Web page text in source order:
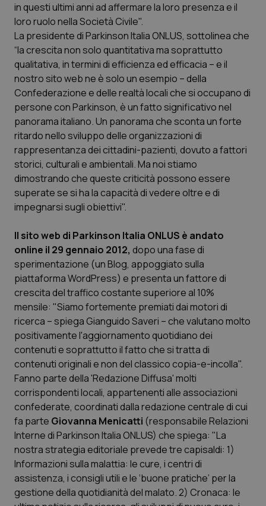
Emilia-Romagna
Friuli Venezia Giulia
Lazio
Liguria
Lombardia
Marche
Molise
Piemonte
Provincia Autonoma di Bolzano
Provincia Autonoma di Trento
Puglia
Sardegna
Sicilia
Toscana
Umbria
Valle D’Aosta
Colesterolo & coronaropatie
Dermatite Atopica
Diabete & glucometri
Disturbi dell’umore
Dolore
Donna & Salute
Epatiti
HIV
Infezioni & Febbre
Ipertensione & Scompenso
Malattie rare
Malattia di Crohn & Rettocolite Ulcerosa
Neuroscienze & patologie neurodegenerative
Obesità
Oftalmologia
Oncodermatologia
in questi ultimi anni ad affermare la loro presenza e il
loro ruolo nella Società Civile".
La presidente di Parkinson Italia ONLUS, sottolinea che
“la crescita non solo quantitativa ma soprattutto
qualitativa, in termini di efficienza ed efficacia – e il
nostro sito web ne è solo un esempio – della
Confederazione e delle realtà locali che si occupano di
persone con Parkinson, è un fatto significativo nel
panorama italiano. Un panorama che sconta un forte
ritardo nello sviluppo delle organizzazioni di
rappresentanza dei cittadini-pazienti, dovuto a fattori
storici, culturali e ambientali. Ma noi stiamo
dimostrando che queste criticità possono essere
superate se si ha la capacità di vedere oltre e di
impegnarsi sugli obiettivi".
Il sito web di Parkinson Italia ONLUS è andato
online il 29 gennaio 2012, dopo una fase di
sperimentazione (un Blog, appoggiato sulla
piattaforma WordPress) e presenta un fattore di
crescita del traffico costante superiore al 10%
mensile: "Siamo fortemente premiati dai motori di
ricerca – spiega Gianguido Saveri – che valutano molto
positivamente l'aggiornamento quotidiano dei
contenuti e soprattutto il fatto che si tratta di
contenuti originali e non del classico copia-e-incolla".
Fanno parte della 'Redazione Diffusa' molti
corrispondenti locali, appartenenti alle associazioni
confederate, coordinati dalla redazione centrale di cui
fa parte Giovanna Menicatti (responsabile Relazioni
Interne di Parkinson Italia ONLUS) che spiega: "La
nostra strategia editoriale prevede tre capisaldi: 1)
Informazioni sulla malattia: le cure, i centri di
assistenza, i consigli utili e le ‘buone pratiche’ per la
gestione della quotidianità del malato. 2) Cronaca: le